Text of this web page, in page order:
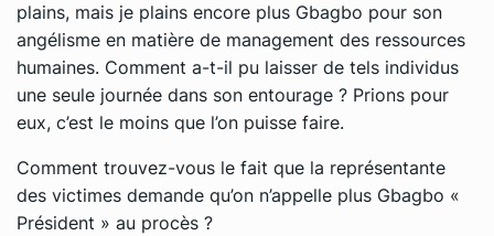
plains, mais je plains encore plus Gbagbo pour son
angélisme en matière de management des ressources
humaines. Comment a-t-il pu laisser de tels individus
une seule journée dans son entourage ? Prions pour
eux, c’est le moins que l’on puisse faire.
Comment trouvez-vous le fait que la représentante
des victimes demande qu’on n’appelle plus Gbagbo «
Président » au procès ?